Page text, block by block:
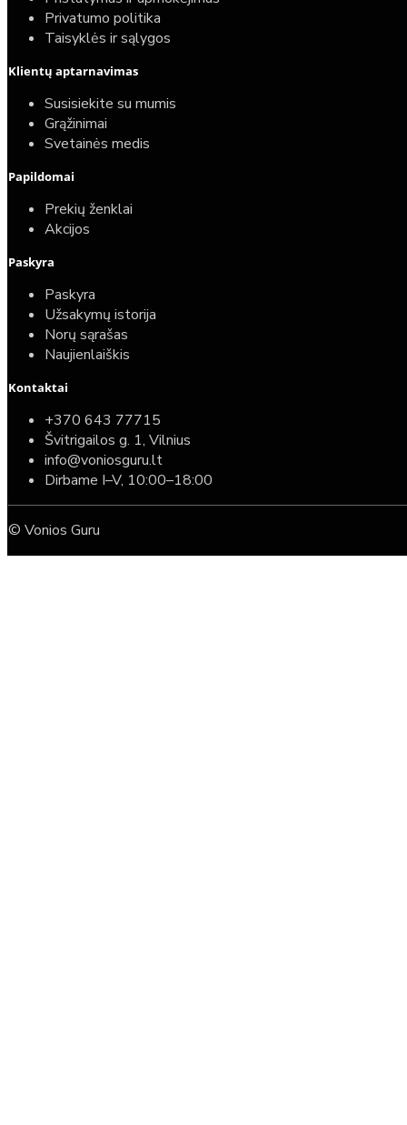
Privatumo politika
Taisyklės ir sąlygos
Klientų aptarnavimas
Susisiekite su mumis
Grąžinimai
Svetainės medis
Papildomai
Prekių ženklai
Akcijos
Paskyra
Paskyra
Užsakymų istorija
Norų sąrašas
Naujienlaiškis
Kontaktai
+370 643 77715
Švitrigailos g. 1, Vilnius
info@voniosguru.lt
Dirbame I–V, 10:00–18:00
© Vonios Guru